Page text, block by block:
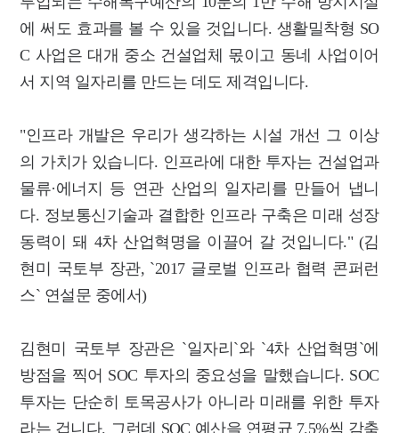
에 써도 효과를 볼 수 있을 것입니다. 생활밀착형 SO
C 사업은 대개 중소 건설업체 몫이고 동네 사업이어
서 지역 일자리를 만드는 데도 제격입니다.
"인프라 개발은 우리가 생각하는 시설 개선 그 이상
의 가치가 있습니다. 인프라에 대한 투자는 건설업과
물류·에너지 등 연관 산업의 일자리를 만들어 냅니
다. 정보통신기술과 결합한 인프라 구축은 미래 성장
동력이 돼 4차 산업혁명을 이끌어 갈 것입니다." (김
현미 국토부 장관, `2017 글로벌 인프라 협력 콘퍼런
스` 연설문 중에서)
김현미 국토부 장관은 `일자리`와 `4차 산업혁명`에
방점을 찍어 SOC 투자의 중요성을 말했습니다. SOC
투자는 단순히 토목공사가 아니라 미래를 위한 투자
라는 겁니다. 그런데 SOC 예산을 연평균 7.5%씩 감축